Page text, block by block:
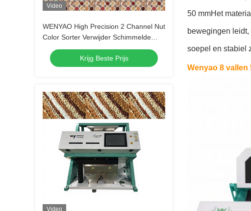
Video
WENYAO High Precision 2 Channel Nut
Color Sorter Verwijder Schimmelde
Rotten Shell Onzuiverheid voor alle
soorten noten Verwerking
Krijg Beste Prijs
Video
50 mmHet
bewegingen
soepel en stabiel
Wenyao 8